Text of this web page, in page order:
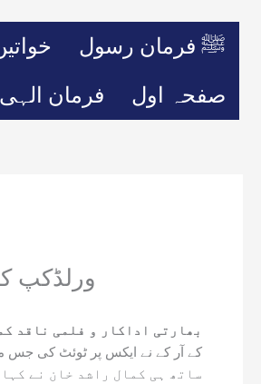
ﷺ فرمان رسول
فرمان الہی صفحہ اول
ورلڈکپ
بھارتی اداکار و فلمی ناقد
کے آر کے نے ایکس پر ٹوئٹ کی جس
ساتھ ہی کمال راشد خان نے